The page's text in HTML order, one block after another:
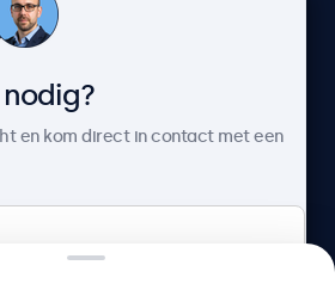
en kom direct in contact met een